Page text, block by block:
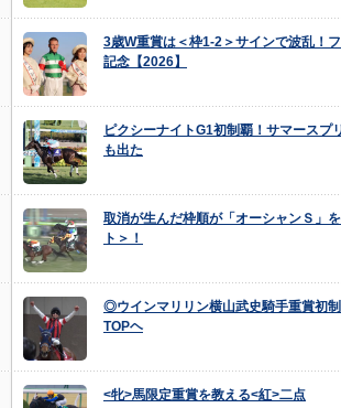
3歳W重賞は＜枠1-2＞サインで波乱！
記念【2026】
ピクシーナイトG1初制覇！サマースプ
も出た
取消が生んだ枠順が「オーシャンＳ」
ト＞！
◎ウインマリリン横山武史騎手重賞初
TOPヘ
<牝>馬限定重賞を教える<紅>二点